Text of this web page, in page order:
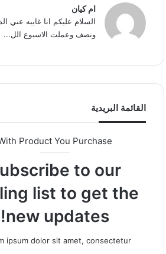
ام كيان
السلام عليكم انا غايبه عني
ونصف وعملت الاسبوع الل...
القائمة البريدية
Product You Purchase
to our
list to get the
new updates!
ipsum dolor sit amet, consectetur.